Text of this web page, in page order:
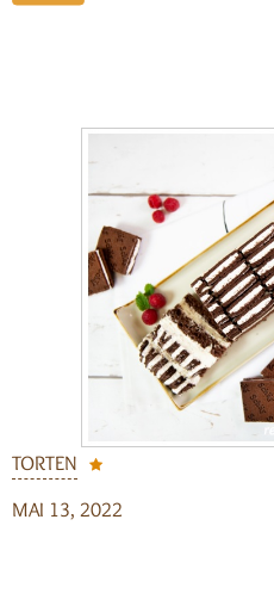
TORTEN
MAI 13, 2022